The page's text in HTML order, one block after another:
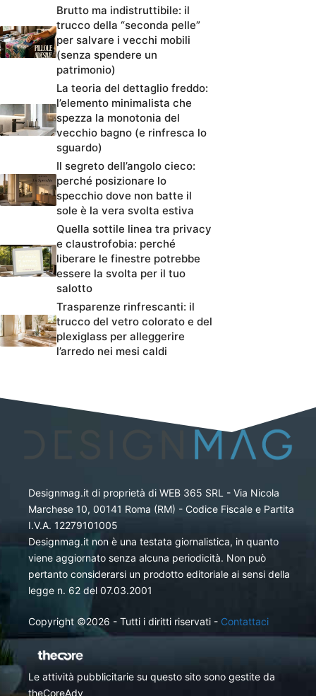
Brutto ma indistruttibile: il
trucco della “seconda pelle”
per salvare i vecchi mobili
(senza spendere un
patrimonio)
La teoria del dettaglio freddo:
l’elemento minimalista che
spezza la monotonia del
vecchio bagno (e rinfresca lo
sguardo)
Il segreto dell’angolo cieco:
perché posizionare lo
specchio dove non batte il
sole è la vera svolta estiva
Quella sottile linea tra privacy
e claustrofobia: perché
liberare le finestre potrebbe
essere la svolta per il tuo
salotto
Trasparenze rinfrescanti: il
trucco del vetro colorato e del
plexiglass per alleggerire
l’arredo nei mesi caldi
Designmag.it di proprietà di WEB 365 SRL - Via Nicola
Marchese 10, 00141 Roma (RM) - Codice Fiscale e Partita
I.V.A. 12279101005
Designmag.it non è una testata giornalistica, in quanto
viene aggiornato senza alcuna periodicità. Non può
pertanto considerarsi un prodotto editoriale ai sensi della
legge n. 62 del 07.03.2001
Copyright ©2026 - Tutti i diritti riservati - Contattaci
Le attività pubblicitarie su questo sito sono gestite da
theCoreAdv